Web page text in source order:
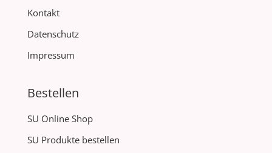
Kontakt
Datenschutz
Impressum
Bestellen
SU Online Shop
SU Produkte bestellen